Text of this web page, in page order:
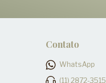
Contato
WhatsApp
(11) 2872-3515